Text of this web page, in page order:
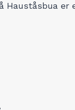
Hauståsbua er